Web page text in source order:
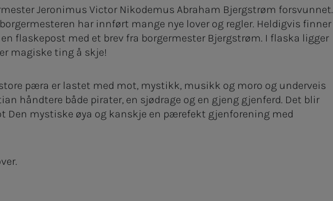
Jeronimus Victor Nikodemus Abraham Bjergstrøm forsvunnet.
har innført mange nye lover og regler. Heldigvis finner
flaskepost med et brev fra borgermester Bjergstrøm. I flaska ligger
magiske ting å skje!
pæra er lastet med mot, mystikk, musikk og moro og underveis
håndtere både pirater, en sjødrage og en gjeng gjenferd. Det blir
Den mystiske øya og kanskje en pærefekt gjenforening med